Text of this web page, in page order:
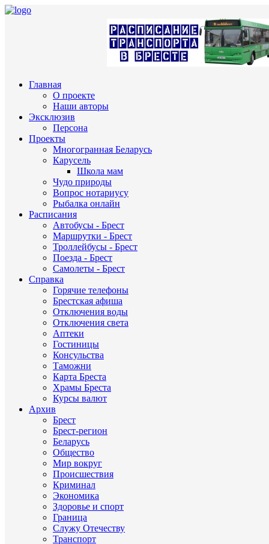
Главная
О проекте
Наши авторы
Эксклюзив
Персона
Проекты
Многогранная Беларусь
Карусель
Школа мам
Чудо природы
Вопрос нотариусу
Рыбалка онлайн
Расписания
Автобусы - Брест
Маршрутки - Брест
Троллейбусы - Брест
Поезда - Брест
Самолеты - Брест
Справка
Горячие телефоны
Брестская афиша
Отключения воды
Отключения света
Аптеки
Гостиницы
Консульства
Таможни
Карта Бреста
Храмы Бреста
Курсы валют
Архив
Брест
Брест-регион
Беларусь
Общество
Мир вокруг
Происшествия
Криминал
Экономика
Здоровье и спорт
Граница
Служу Отечеству
Транспорт